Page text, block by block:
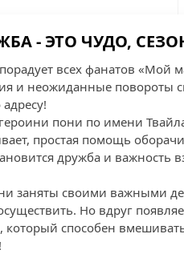
- ЭТО ЧУДО, СЕЗОН
всех фанатов «Мой
и неожиданные повороты
пони по имени
простая помощь
дружба и важность
заняты своими важными
Но вдруг
способен